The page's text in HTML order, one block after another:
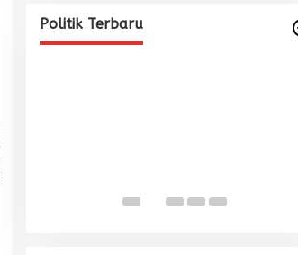
Politik Terbaru
Internasional dari Spanyol dan
Malaysia
Di BERITA, POLITIK